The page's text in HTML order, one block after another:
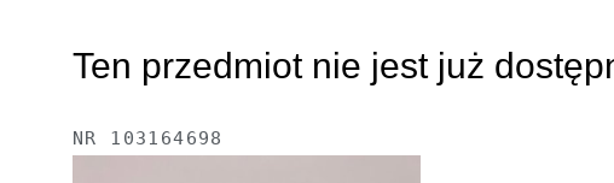
Ten przedmiot nie jest już
NR 103164698